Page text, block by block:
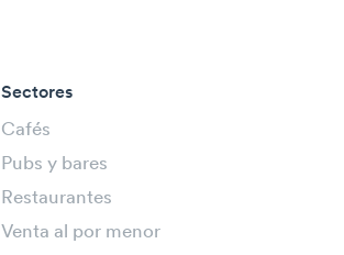
Sectores
Cafés
Pubs y bares
Restaurantes
Venta al por menor